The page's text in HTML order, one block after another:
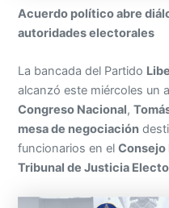
Acuerdo político abre
autoridades electorales
La bancada del Partido
alcanzó este miércoles un
Congreso Nacional,
mesa de negociación
funcionarios en elConsejo
Tribunal de Justicia